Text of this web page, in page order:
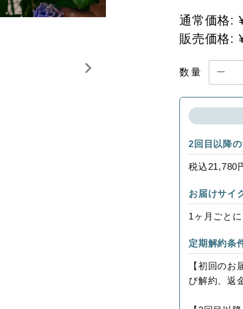
通常価格:
販売価格:
数量
2回目以降
税込21,780
お届けサイ
1ヶ月ごと
定期解約条
【初回のお
び解約、返